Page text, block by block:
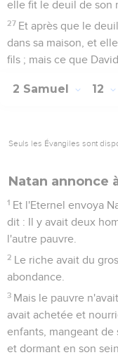
elle fit le deuil de son
27 Et après que le
dans sa maison, et
fils ; mais ce que
2 Samuel 12
Seuls les Évangiles sont
Natan annonce
1 Et l'Eternel envoya
dit : Il y avait deux
l'autre pauvre.
2 Le riche avait du
abondance.
3 Mais le pauvre
avait achetée et
enfants, mangeant de
et dormant en son